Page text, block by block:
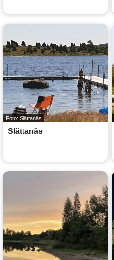
Foto: Slättanäs
Slättanäs